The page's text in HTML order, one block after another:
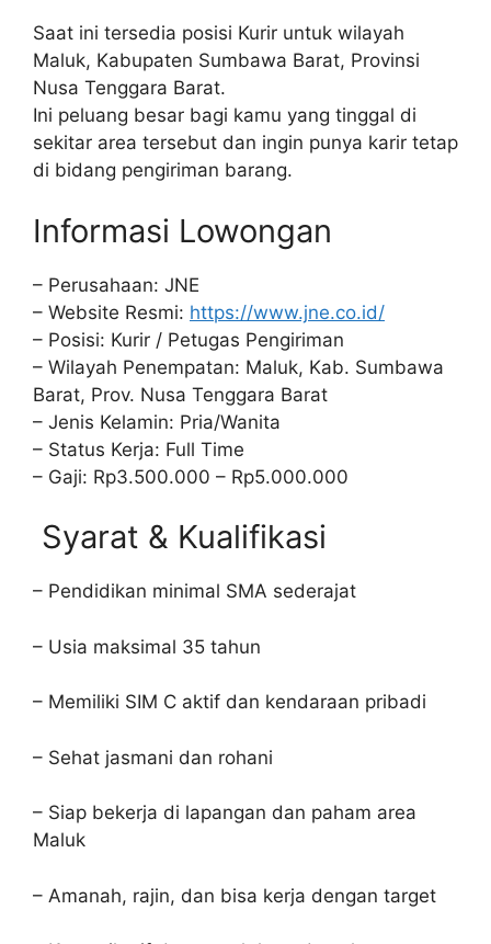
Saat ini tersedia posisi Kurir untuk wilayah
Maluk, Kabupaten Sumbawa Barat, Provinsi
Nusa Tenggara Barat.
Ini peluang besar bagi kamu yang tinggal di
sekitar area tersebut dan ingin punya karir tetap
di bidang pengiriman barang.
Informasi Lowongan
– Perusahaan: JNE
– Website Resmi: https://www.jne.co.id/
– Posisi: Kurir / Petugas Pengiriman
– Wilayah Penempatan: Maluk, Kab. Sumbawa
Barat, Prov. Nusa Tenggara Barat
– Jenis Kelamin: Pria/Wanita
– Status Kerja: Full Time
– Gaji: Rp3.500.000 – Rp5.000.000
Syarat & Kualifikasi
– Pendidikan minimal SMA sederajat
– Usia maksimal 35 tahun
– Memiliki SIM C aktif dan kendaraan pribadi
– Sehat jasmani dan rohani
– Siap bekerja di lapangan dan paham area
Maluk
– Amanah, rajin, dan bisa kerja dengan target